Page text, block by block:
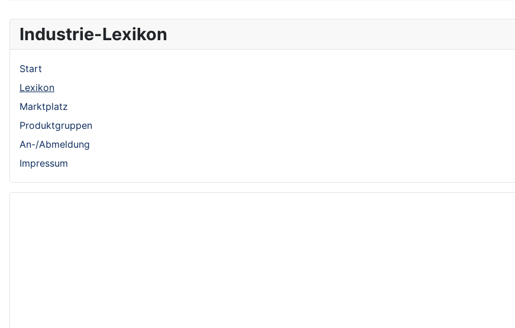
Industrie-Lexikon
Start
Lexikon
Marktplatz
Produktgruppen
An-/Abmeldung
Impressum